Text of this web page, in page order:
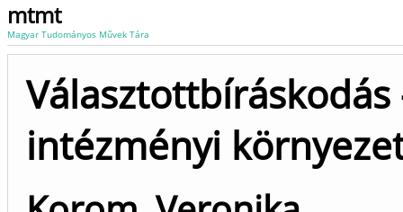
mtmt
Magyar Tudományos Művek Tára
Választottbíráskodás
intézményi